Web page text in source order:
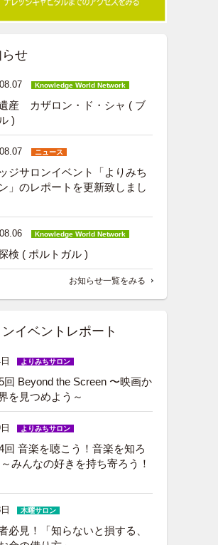
せ
Knowledge World Network
産 カザロン・ド・シャ ( ブ
)
ニュース
ジサロンイベント「よりみち
」のレポートを更新致しまし
Knowledge World Network
検 ( ポルトガル )
お知らせ一覧をみる
イベントレポート
よりみちサロン
回 Beyond the Screen 〜映画か
を見つめよう～
よりみちサロン
回 音楽を聴こう！音楽を知ろ
みんなの好きを持ち寄ろう！
木曜サロン
必見！「知らないと損する、